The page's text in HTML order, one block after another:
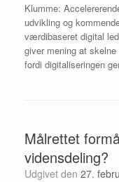
Klumme:
udvikling og
værdibaseret digital
giver mening at
fordi digitaliseringen
Målrettet
vidensdeling?
Udgivet den 27.